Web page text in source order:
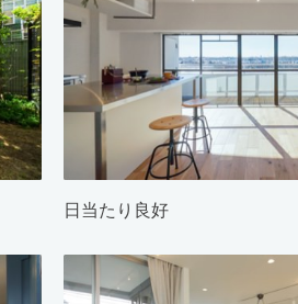
日当たり良好